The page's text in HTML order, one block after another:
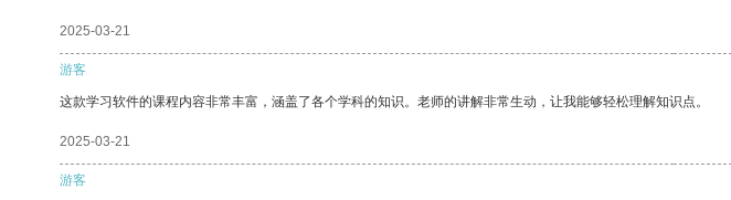
2025-03-21
游客
这款学习软件的课程内容非常丰富，涵盖了各个学科的知识。老师的讲解非常生动，让我能够轻松理解知识点。
2025-03-21
游客